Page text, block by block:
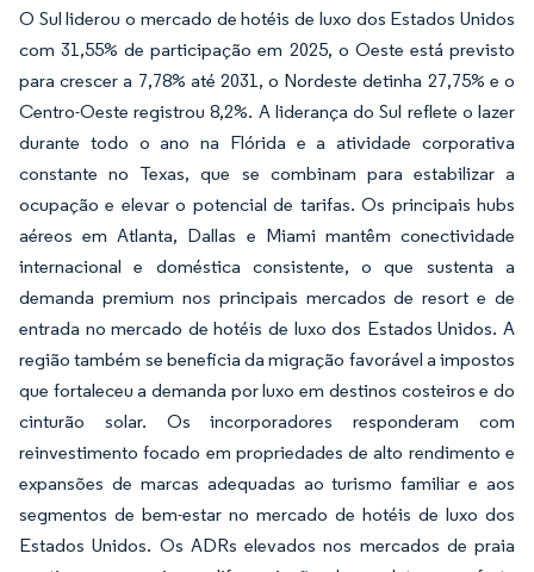
O Sul liderou o mercado de hotéis de luxo dos Estados Unidos
com 31,55% de participação em 2025, o Oeste está previsto
para crescer a 7,78% até 2031, o Nordeste detinha 27,75% e o
Centro-Oeste registrou 8,2%. A liderança do Sul reflete o lazer
durante todo o ano na Flórida e a atividade corporativa
constante no Texas, que se combinam para estabilizar a
ocupação e elevar o potencial de tarifas. Os principais hubs
aéreos em Atlanta, Dallas e Miami mantêm conectividade
internacional e doméstica consistente, o que sustenta a
demanda premium nos principais mercados de resort e de
entrada no mercado de hotéis de luxo dos Estados Unidos. A
região também se beneficia da migração favorável a impostos
que fortaleceu a demanda por luxo em destinos costeiros e do
cinturão solar. Os incorporadores responderam com
reinvestimento focado em propriedades de alto rendimento e
expansões de marcas adequadas ao turismo familiar e aos
segmentos de bem-estar no mercado de hotéis de luxo dos
Estados Unidos. Os ADRs elevados nos mercados de praia